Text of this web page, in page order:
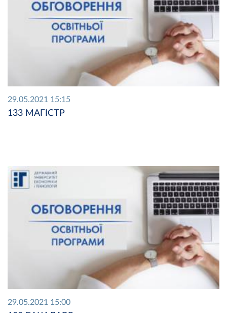
29.05.2021 15:15
133 МАГІСТР
29.05.2021 15:00